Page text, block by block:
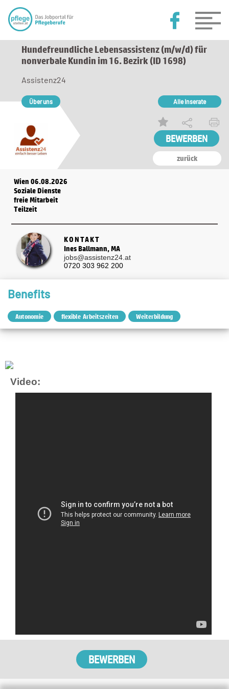
Hundefreundliche Lebensassistenz (m/w/d) für
nonverbale Kundin im 16. Bezirk (ID 1698)
zurück
Assistenz24
Über uns Alle Inserate
Wien 06.08.2026
Soziale Dienste
freie Mitarbeit
Teilzeit
KONTAKT
Ines Ballmann, MA
jobs@assistenz24.at
0720 303 962 200
Benefits
Autonomie flexible Arbeitszeiten Weiterbildung
Video: